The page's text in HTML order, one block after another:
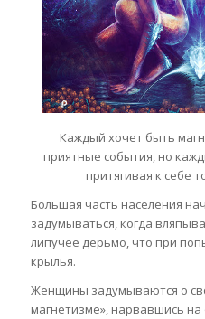
Каждый хочет быть
приятные события, но
притягивая к себе
Большая часть населения
задумываться, когда
липучее дерьмо, что при
крылья.
Женщины задумываются о
магнетизме», нарвавшись